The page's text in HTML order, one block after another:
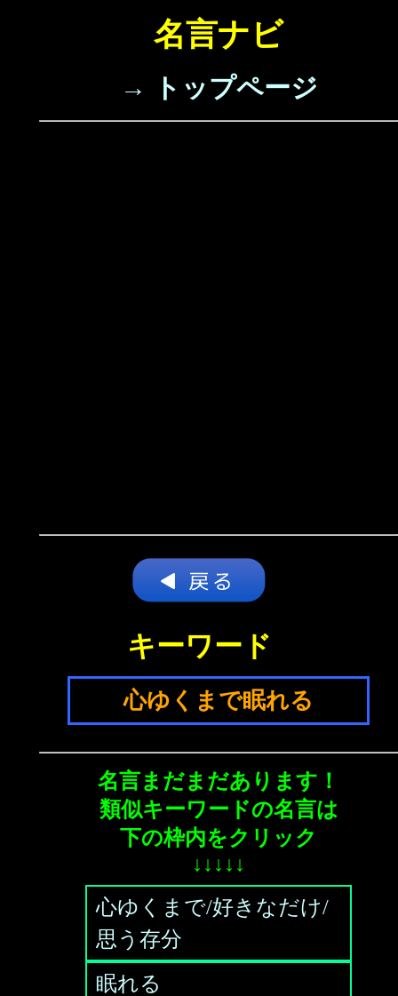
名言ナビ
→ トップページ
キーワード
心ゆくまで眠れる
名言まだまだあります！
類似キーワードの名言は
下の枠内をクリック
↓↓↓↓↓
心ゆくまで/好きなだけ/
思う存分
眠れる